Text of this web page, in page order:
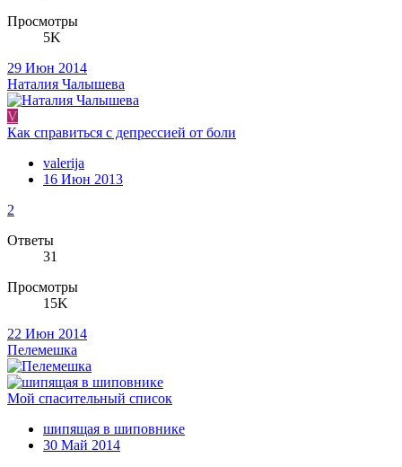
Просмотры
5K
29 Июн 2014
Наталия Чалышева
V
Как справиться с депрессией от боли
valerija
16 Июн 2013
2
Ответы
31
Просмотры
15K
22 Июн 2014
Пелемешка
Мой спасительный список
шипящая в шиповнике
30 Май 2014